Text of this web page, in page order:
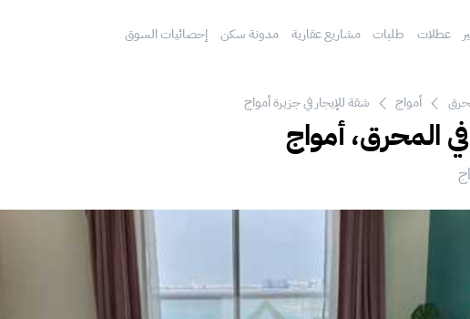
عطلات طلبات مشاريع عقارية مدونة سكن إحصائيات السوق
أمواج شقة للإيجار في جزيرة أمواج
المحرق، أمواج